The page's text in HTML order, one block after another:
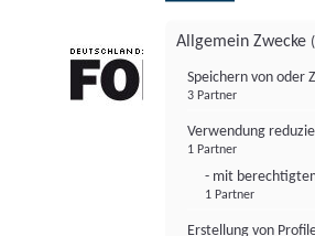
Allgemein Zwecke
Speichern von oder
3 Partner
Verwendung
1 Partner
- mit
1 Partner
Erstellung von
FONDS professionell